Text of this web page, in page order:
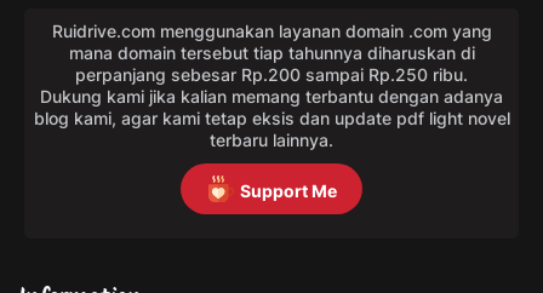
Ruidrive.com menggunakan layanan domain .com yang
mana domain tersebut tiap tahunnya diharuskan di
perpanjang sebesar Rp.200 sampai Rp.250 ribu.
Dukung kami jika kalian memang terbantu dengan adanya
blog kami, agar kami tetap eksis dan update pdf light novel
terbaru lainnya.
Support Me